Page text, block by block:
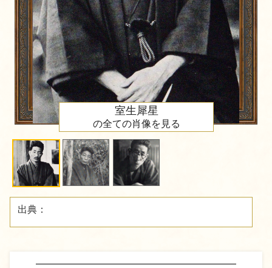
室生犀星
の全ての肖像を見る
出典：